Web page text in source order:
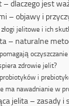
– dlaczego jest
– objawy i
złogi jelitowe i ich
– naturalne
zdrowie jelit?
i
ma nawadnianie w
jelita – zasady i